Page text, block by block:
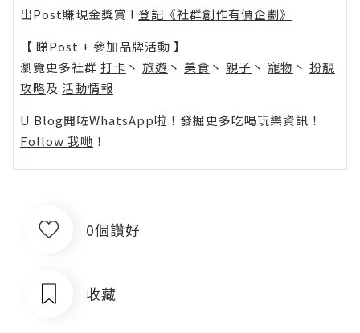
出Post賺現金獎賞 l 登記《社群創作有價企劃》
【 睇Post + 參加品牌活動 】
瀏覽更多社群 打卡 丶 旅遊 丶 美食 丶 親子 丶 寵物 丶 扮靚
攻略及 活動情報
U Blog開咗WhatsApp啦！發掘更多吃喝玩樂資訊！
Follow 我哋 ！
0個讚好
收藏